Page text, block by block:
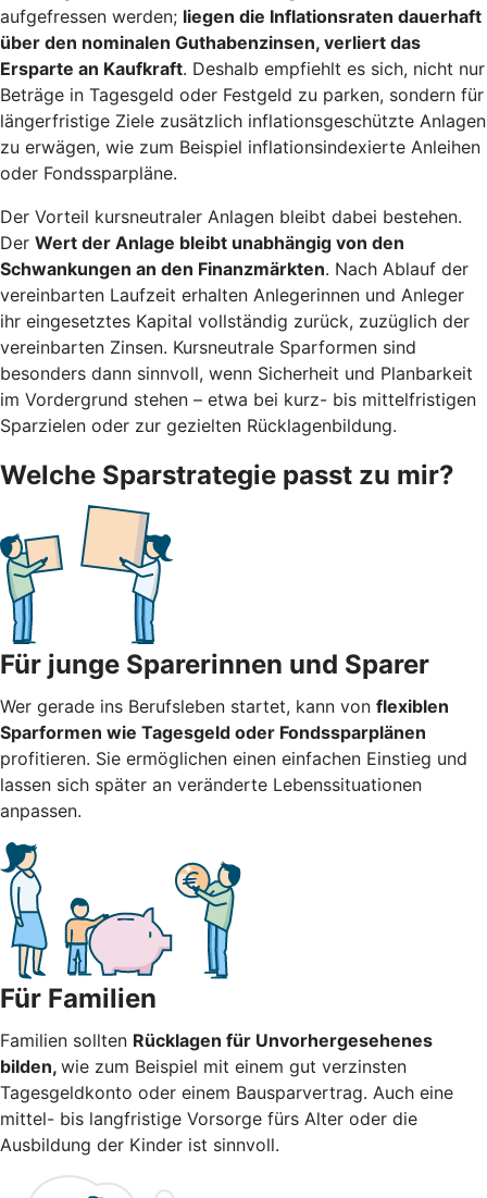
aufgefressen werden; liegen die Inflationsraten dauerhaft
über den nominalen Guthabenzinsen, verliert das
Ersparte an Kaufkraft. Deshalb empfiehlt es sich, nicht nur
Beträge in Tagesgeld oder Festgeld zu parken, sondern für
längerfristige Ziele zusätzlich inflationsgeschützte Anlagen
zu erwägen, wie zum Beispiel inflationsindexierte Anleihen
oder Fondssparpläne.
Der Vorteil kursneutraler Anlagen bleibt dabei bestehen.
Der Wert der Anlage bleibt unabhängig von den
Schwankungen an den Finanzmärkten. Nach Ablauf der
vereinbarten Laufzeit erhalten Anlegerinnen und Anleger
ihr eingesetztes Kapital vollständig zurück, zuzüglich der
vereinbarten Zinsen. Kursneutrale Sparformen sind
besonders dann sinnvoll, wenn Sicherheit und Planbarkeit
im Vordergrund stehen – etwa bei kurz- bis mittelfristigen
Sparzielen oder zur gezielten Rücklagenbildung.
Welche Sparstrategie passt zu mir?
Für junge Sparerinnen und Sparer
Wer gerade ins Berufsleben startet, kann von flexiblen
Sparformen wie Tagesgeld oder Fondssparplänen
profitieren. Sie ermöglichen einen einfachen Einstieg und
lassen sich später an veränderte Lebenssituationen
anpassen.
Für Familien
Familien sollten Rücklagen für Unvorhergesehenes
bilden, wie zum Beispiel mit einem gut verzinsten
Tagesgeldkonto oder einem Bausparvertrag. Auch eine
mittel- bis langfristige Vorsorge fürs Alter oder die
Ausbildung der Kinder ist sinnvoll.